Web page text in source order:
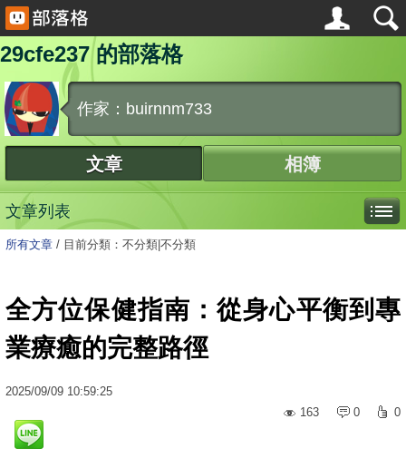
29cfe237 的部落格
作家：buirnnm733
文章 相簿
文章列表
所有文章 / 目前分類：不分類|不分類
全方位保健指南：從身心平衡到專
業療癒的完整路徑
2025/09/09 10:59:25
163
0 0